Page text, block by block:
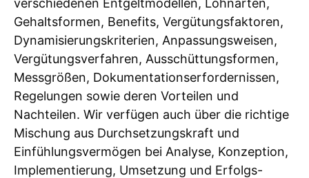
Gehaltsformen, Benefits, Vergütungsfaktoren,
Dynamisierungskriterien, Anpassungsweisen,
Vergütungsverfahren, Ausschüttungsformen,
Messgrößen, Dokumentationserfordernissen,
Regelungen sowie deren Vorteilen und
Nachteilen. Wir verfügen auch über die richtige
Mischung aus Durchsetzungskraft und
Einfühlungsvermögen bei Analyse, Konzeption,
Implementierung, Umsetzung und Erfolgs-